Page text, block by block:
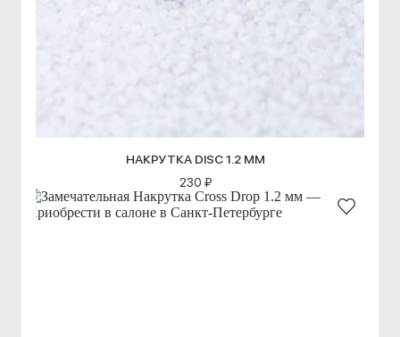
НАКРУТКА DISC 1.2 ММ
230 ₽